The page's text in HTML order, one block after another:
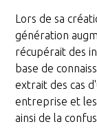
Lors de sa
génération
récupérait des
base de
extrait des cas
entreprise et
ainsi de la